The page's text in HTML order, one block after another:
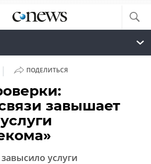
| ПОДЕЛИТЬСЯ
завышает
услуги